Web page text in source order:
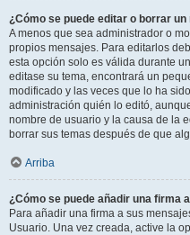
¿Cómo se puede editar o borrar un
A menos que sea administrador o
propios mensajes. Para editarlos
esta opción solo es válida durante
editase su tema, encontrará un
modificado y las veces que lo ha
administración quién lo editó,
nombre de usuario y la causa de la
borrar sus temas después de que
Arriba
¿Cómo se puede añadir una firma
Para añadir una firma a sus
Usuario. Una vez creada, active la